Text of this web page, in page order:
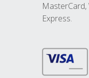
MasterCard,
Express.